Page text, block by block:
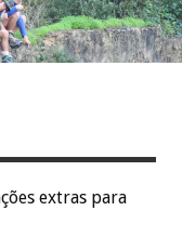
extras para